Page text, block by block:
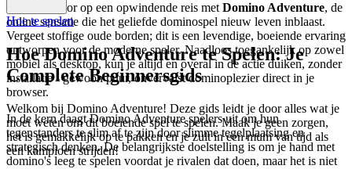
Bereid je voor op een opwindende reis met Domino Adventure, de
online sensatie die het geliefde dominospel nieuw leven inblaast.
Vergeet stoffige oude borden; dit is een levendige, boeiende ervaring
ontworpen voor de moderne speler. Naadloos toegankelijk op zowel
mobiel als desktop, kun je altijd en overal in de actie duiken, zonder
installatie - gewoon puur, onvervalst dominoplezier direct in je
browser.
In de kern daagt Domino Adventure spelers uit om hun
tegenstanders te slim af te zijn door slimme tegelplaatsing en
strategisch denken. De belangrijkste doelstelling is om je hand met
domino's leeg te spelen voordat je rivalen dat doen, maar het is niet
Hoe te spelen
Hoe Domino Adventure te Spelen: Je
Complete Beginnersgids
Welkom bij Domino Adventure! Deze gids leidt je door alles wat je
moet weten om dit boeiende spel te spelen. Maak je geen zorgen,
het is gemakkelijk op te pakken en je zult in een mum van tijd als
een kampioen strijden!